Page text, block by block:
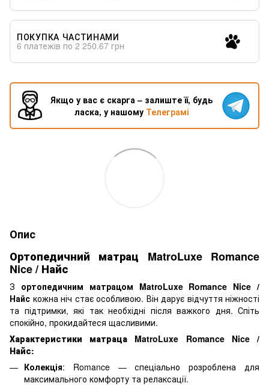
ПОКУПКА ЧАСТИНАМИ
6 платежів по 2 250.67 грн
Якщо у вас є скарга – залиште її, будь
ласка, у нашому Телеграмі
Опис
Ортопедичний матрац MatroLuxe Romance
Nice / Найс
З ортопедичним матрацом MatroLuxe Romance Nice /
Найс кожна ніч стає особливою. Він дарує відчуття ніжності
та підтримки, які так необхідні після важкого дня. Спіть
спокійно, прокидайтеся щасливими.
Характеристики матраца MatroLuxe Romance Nice /
Найс:
Колекція: Romance — спеціально розроблена для
максимального комфорту та релаксації.